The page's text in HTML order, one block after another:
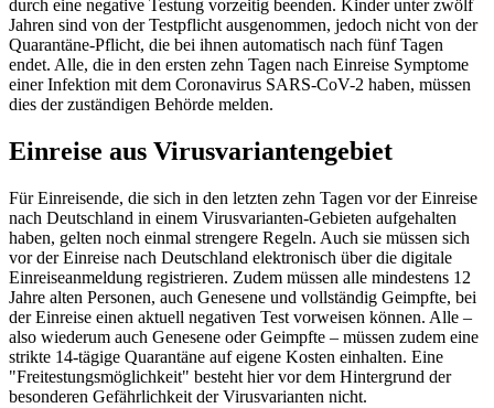
durch eine negative Testung vorzeitig beenden. Kinder unter zwölf
Jahren sind von der Testpflicht ausgenommen, jedoch nicht von der
Quarantäne-Pflicht, die bei ihnen automatisch nach fünf Tagen
endet. Alle, die in den ersten zehn Tagen nach Einreise Symptome
einer Infektion mit dem Coronavirus SARS-CoV-2 haben, müssen
dies der zuständigen Behörde melden.
Einreise aus Virusvariantengebiet
Für Einreisende, die sich in den letzten zehn Tagen vor der Einreise
nach Deutschland in einem Virusvarianten-Gebieten aufgehalten
haben, gelten noch einmal strengere Regeln. Auch sie müssen sich
vor der Einreise nach Deutschland elektronisch über die digitale
Einreiseanmeldung registrieren. Zudem müssen alle mindestens 12
Jahre alten Personen, auch Genesene und vollständig Geimpfte, bei
der Einreise einen aktuell negativen Test vorweisen können. Alle –
also wiederum auch Genesene oder Geimpfte – müssen zudem eine
strikte 14-tägige Quarantäne auf eigene Kosten einhalten. Eine
"Freitestungsmöglichkeit" besteht hier vor dem Hintergrund der
besonderen Gefährlichkeit der Virusvarianten nicht.